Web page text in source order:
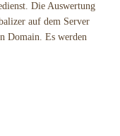
Die Auswertung
auf dem Server
Domain. Es werden